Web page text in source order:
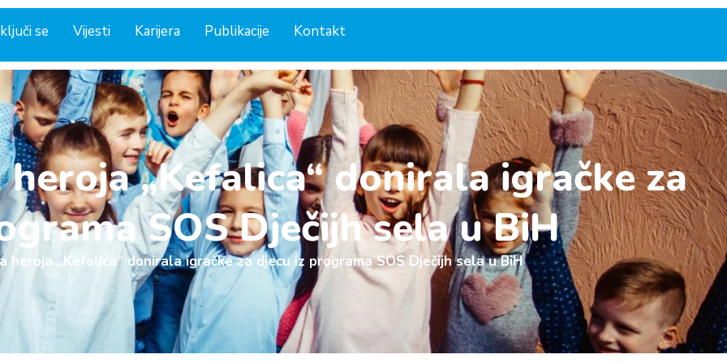
se Vijesti Karijera Publikacije Kontakt
„Kefalica“ donirala igračke za
SOS Dječijh sela u BiH
heroja „Kefalica“ donirala igračke za djecu iz programa SOS Dječijh sela u BiH